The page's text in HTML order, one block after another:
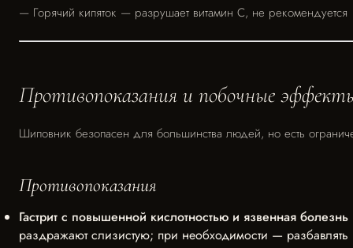
— Горячий кипяток — разрушает витамин С, не рекомендуется
Противопоказания и побочные
Шиповник безопасен для большинства людей, но есть
Противопоказания
Гастрит с повышенной кислотностью и язвенная болезнь
раздражают слизистую; при необходимости — разбавлять